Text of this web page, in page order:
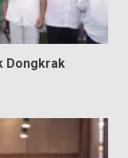
Dongkrak